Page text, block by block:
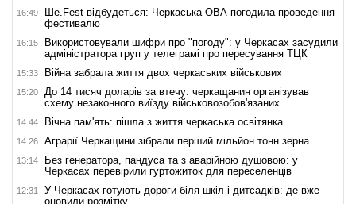
16:49
Ше.Fest відбудеться: Черкаська ОВА погодила проведення
фестивалю
16:15
Використовували шифри про "погоду": у Черкасах засудили
адміністратора груп у телеграмі про пересування ТЦК
15:33 Війна забрала життя двох черкаських військових
15:20
До 14 тисяч доларів за втечу: черкащанин організував
схему незаконного виїзду військовозобов'язаних
14:44 Вічна пам'ять: пішла з життя черкаська освітянка
14:26 Аграрії Черкащини зібрали перший мільйон тонн зерна
13:14
Без генератора, пандуса та з аварійною душовою: у
Черкасах перевірили гуртожиток для переселенців
12:31
У Черкасах готують дороги біля шкіл і дитсадків: де вже
оновили розмітку